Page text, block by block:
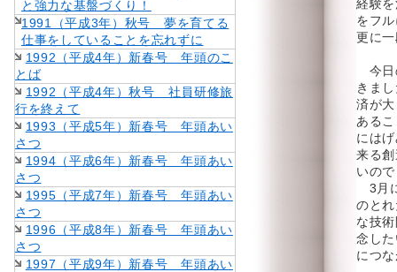
と強力な基盤づくり！
1991（平成3年）秋号 夢を育てる
仕事をしていることを忘れずに
1992（平成4年）新春号 年頭のこ
とば
1992（平成4年）秋号 社員研修旅
行を終えて
1993（平成5年）新春号 年頭あい
さつ
1994（平成6年）新春号 年頭あい
さつ
1995（平成7年）新春号 年頭あい
さつ
1996（平成8年）新春号 年頭あい
さつ
1997（平成9年）新春号 年頭あい
経験
をフ
更に
今日
きま
済が
ある
には
来る
いの
3月
のと
な技
念し
につ